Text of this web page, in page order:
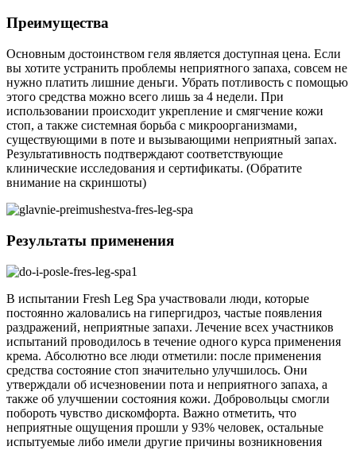
Преимущества
Основным достоинством геля является доступная цена. Если
вы хотите устранить проблемы неприятного запаха, совсем не
нужно платить лишние деньги. Убрать потливость с помощью
этого средства можно всего лишь за 4 недели. При
использовании происходит укрепление и смягчение кожи
стоп, а также системная борьба с микроорганизмами,
существующими в поте и вызывающими неприятный запах.
Результативность подтверждают соответствующие
клинические исследования и сертификаты. (Обратите
внимание на скриншоты)
Результаты применения
В испытании Fresh Leg Spa участвовали люди, которые
постоянно жаловались на гипергидроз, частые появления
раздражений, неприятные запахи. Лечение всех участников
испытаний проводилось в течение одного курса применения
крема. Абсолютно все люди отметили: после применения
средства состояние стоп значительно улучшилось. Они
утверждали об исчезновении пота и неприятного запаха, а
также об улучшении состояния кожи. Добровольцы смогли
побороть чувство дискомфорта. Важно отметить, что
неприятные ощущения прошли у 93% человек, остальные
испытуемые либо имели другие причины возникновения